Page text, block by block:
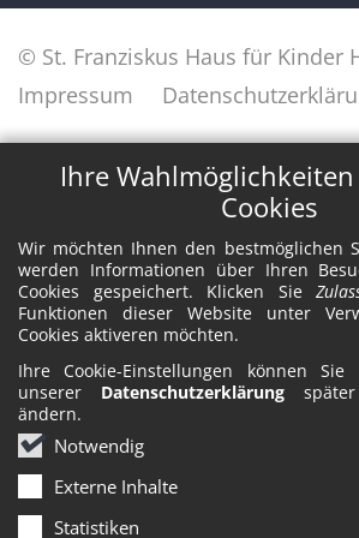
Ihre
Cookies
Wir möchten Ihnen den bestmöglichen
werden Informationen über Ihren
Cookies gespeichert. Klicken Sie
Funktionen dieser Website unter
Cookies aktiveren möchten.
Ihre Cookie-Einstellungen können
unserer Datenschutzerklärung
ändern.
Notwendig
Externe Inhalte
Statistiken
© St. Franziskus Haus für Kinder
Impressum